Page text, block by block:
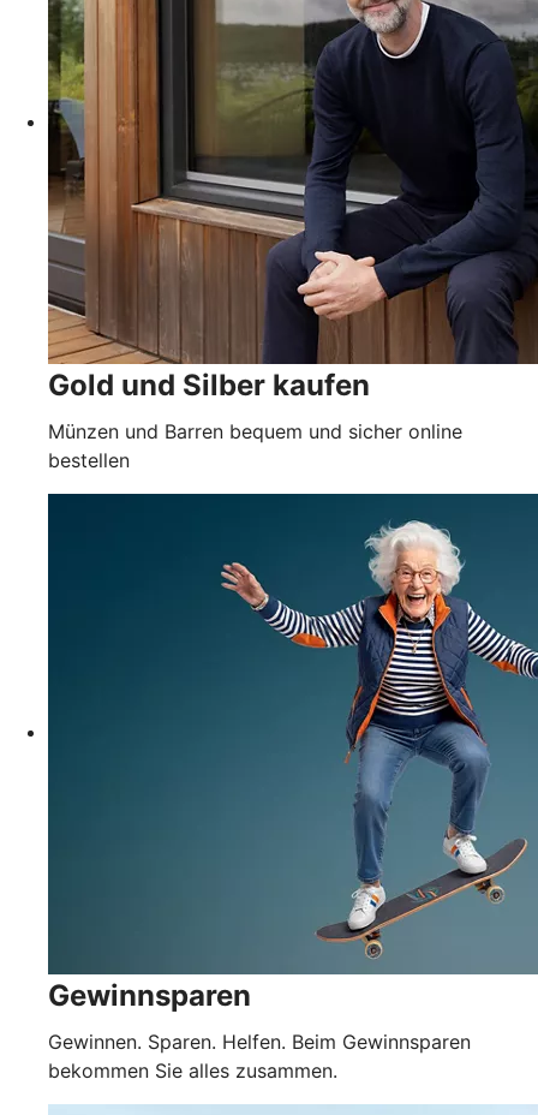
Gold und Silber kaufen
Münzen und Barren bequem und sicher online
bestellen
Gewinnsparen
Gewinnen. Sparen. Helfen. Beim Gewinnsparen
bekommen Sie alles zusammen.